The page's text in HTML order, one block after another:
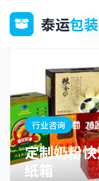
泰运包装
行业咨询
定制奶粉
纸箱